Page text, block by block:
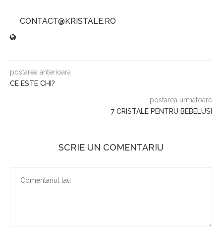
CONTACT@KRISTALE.RO
postarea anterioara
CE ESTE CHI?
postarea urmatoare
7 CRISTALE PENTRU BEBELUSI
SCRIE UN COMENTARIU